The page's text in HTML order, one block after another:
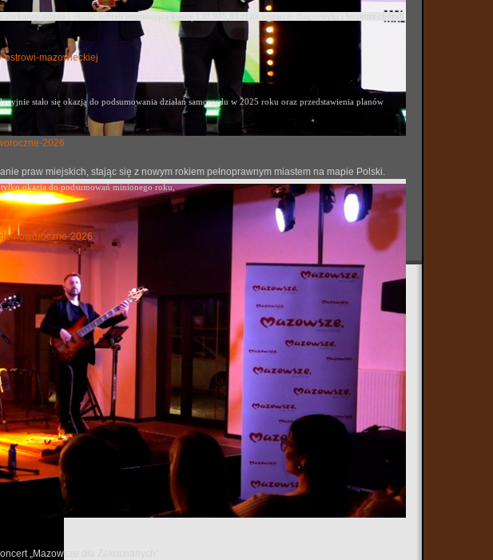
praw miejskich, stając się z nowym rokiem pełnoprawnym miastem na mapie Polski.
„Mazowsze dla Zakochanych”
ostrowi-mazowieckiej
stało się okazjądo podsumowania działań samorządu w 2025 roku oraz przedstawienia planów
2026
tylko okazją do podsumowań minionego roku,
noworoczne-2026
Edukacji Narodowej, popularnie nazywany Dniem Nauczyciela.
ale również tych, którzy tworzą szkołę: pracowników administracji i obsługi.
im. Stanisława Staszica w Małkini Górnej odbyły obchody Powiatowego Dnia Edukacji Narodowej
boiska sportowego, które służyć będzie przez długie lata całej społeczności szkolnej i lokalnej.